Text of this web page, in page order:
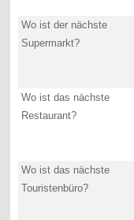
Wo ist der nächste
Supermarkt?
Wo ist das nächste
Restaurant?
Wo ist das nächste
Touristenbüro?